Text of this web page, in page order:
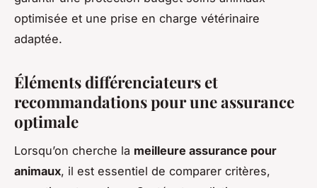
optimisée et une prise en charge vétérinaire
adaptée.
Éléments différenciateurs et
recommandations pour une assurance
optimale
Lorsqu’on cherche la meilleure assurance pour
animaux, il est essentiel de comparer critères,